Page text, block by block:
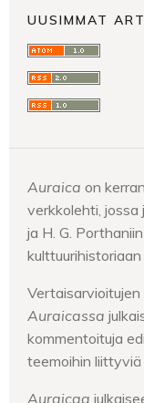
UUSIMMAT
Auraica on
verkkolehti, jossa
ja H. G.
Auraicassa
kommentoituja
teemoihin liittyviä
Auraicaa